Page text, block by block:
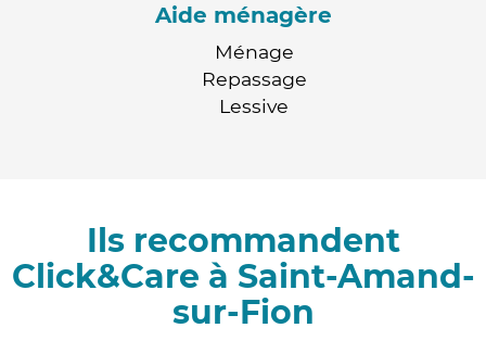
Aide ménagère
Ménage
Repassage
Lessive
Ils recommandent
Click&Care à Saint-Amand-
sur-Fion